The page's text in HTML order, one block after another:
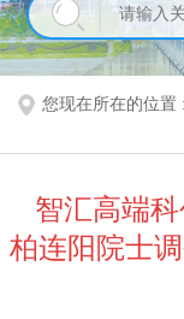
您现在所在的位置 :
智汇高端
柏连阳院士